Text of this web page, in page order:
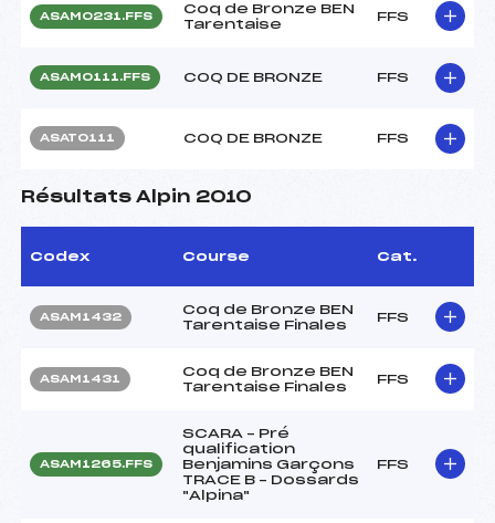
ASAM0231.FFS
Coq de Bronze BEN
Tarentaise
FFS
ASAM0111.FFS COQ DE BRONZE FFS
ASAT0111 COQ DE BRONZE FFS
Résultats Alpin 2010
Codex Course Cat.
ASAM1432
Coq de Bronze BEN
Tarentaise Finales
FFS
ASAM1431
Coq de Bronze BEN
Tarentaise Finales
FFS
ASAM1265.FFS
SCARA – Pré
qualification
Benjamins Garçons
TRACE B – Dossards
"Alpina"
FFS